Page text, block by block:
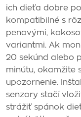
ich dieťa dobre
kompatibilné s
penovými,
variantmi. Ak
20 sekúnd alebo
minútu, okamžite
upozornenie.
senzory stačí
strážiť spánok